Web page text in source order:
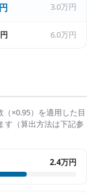
3.0万円
6.0万円
（×0.95）を適用した目
す（算出方法は下記参
2.4万円